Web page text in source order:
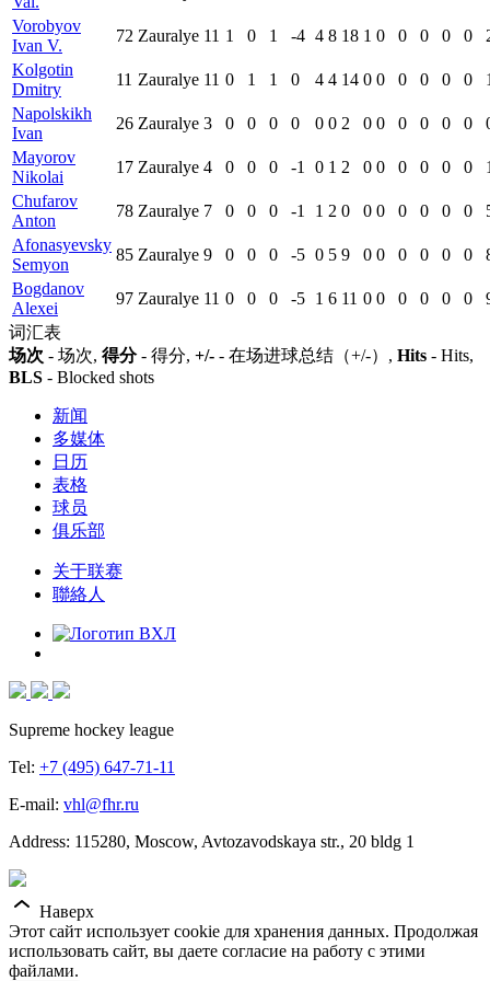
Vorobyov
Ivan V.
72 Zauralye 11 1 0 1 -4 4 8 18 1 0 0 0 0 0
Kolgotin
Dmitry
11 Zauralye 11 0 1 1 0 4 4 14 0 0 0 0 0 0
Napolskikh
Ivan
26 Zauralye 3 0 0 0 0 0 0 2 0 0 0 0 0 0
Mayorov
Nikolai
17 Zauralye 4 0 0 0 -1 0 1 2 0 0 0 0 0 0
Chufarov
Anton
78 Zauralye 7 0 0 0 -1 1 2 0 0 0 0 0 0 0
Afonasyevsky
Semyon
85 Zauralye 9 0 0 0 -5 0 5 9 0 0 0 0 0 0
Bogdanov
Alexei
97 Zauralye 11 0 0 0 -5 1 6 11 0 0 0 0 0 0
词汇表
场次 - 场次, 得分- 得分, +/- - 在场进球总结（+/-）, Hits - Hits,
BLS - Blocked shots
新闻
多媒体
日历
表格
球员
俱乐部
关于联赛
聯絡人
Supreme hockey league
Tel: +7 (495) 647-71-11
E-mail: vhl@fhr.ru
Address: 115280, Moscow, Avtozavodskaya str., 20 bldg 1
Наверх
Этот сайт использует cookie для хранения данных. Продолжая
использовать сайт, вы даете согласие на работу с этими
файлами.